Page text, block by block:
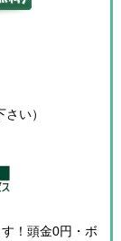
い）
！頭金0円・ボ